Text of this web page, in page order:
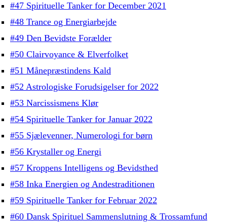
#47 Spirituelle Tanker for December 2021
#48 Trance og Energiarbejde
#49 Den Bevidste Forælder
#50 Clairvoyance & Elverfolket
#51 Månepræstindens Kald
#52 Astrologiske Forudsigelser for 2022
#53 Narcissismens Klør
#54 Spirituelle Tanker for Januar 2022
#55 Sjælevenner, Numerologi for børn
#56 Krystaller og Energi
#57 Kroppens Intelligens og Bevidsthed
#58 Inka Energien og Andestraditionen
#59 Spirituelle Tanker for Februar 2022
#60 Dansk Spirituel Sammenslutning & Trossamfund